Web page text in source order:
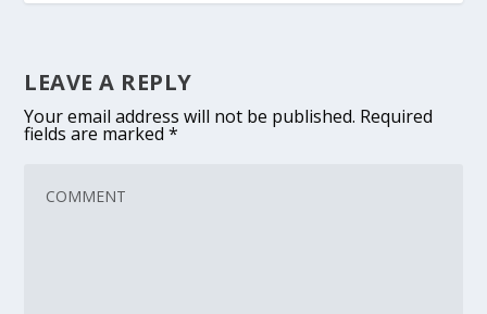
LEAVE A REPLY
Your email address will not be published. Required
fields are marked*